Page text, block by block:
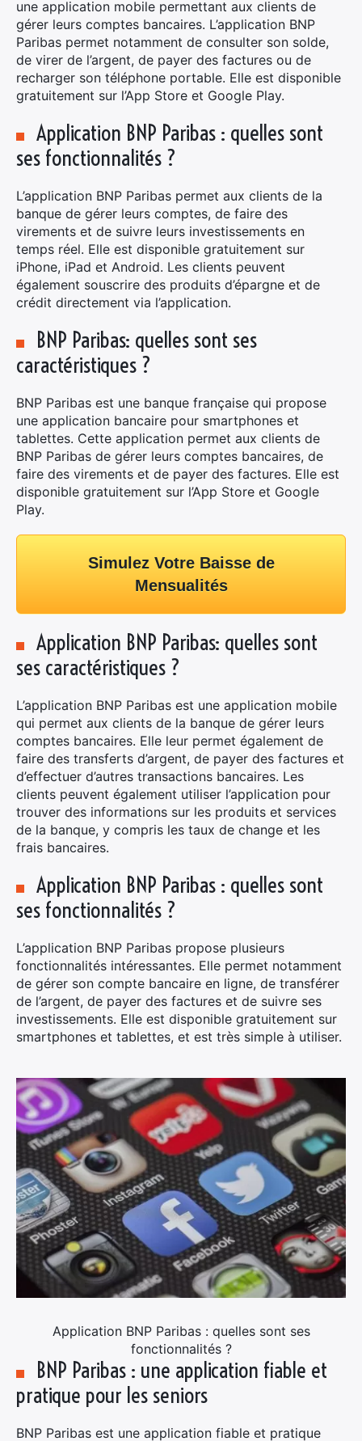
une application mobile permettant aux clients de
gérer leurs comptes bancaires. L’application BNP
Paribas permet notamment de consulter son solde,
de virer de l’argent, de payer des factures ou de
recharger son téléphone portable. Elle est disponible
gratuitement sur l’App Store et Google Play.
Application BNP Paribas : quelles sont
ses fonctionnalités ?
L’application BNP Paribas permet aux clients de la
banque de gérer leurs comptes, de faire des
virements et de suivre leurs investissements en
temps réel. Elle est disponible gratuitement sur
iPhone, iPad et Android. Les clients peuvent
également souscrire des produits d’épargne et de
crédit directement via l’application.
BNP Paribas: quelles sont ses
caractéristiques ?
BNP Paribas est une banque française qui propose
une application bancaire pour smartphones et
tablettes. Cette application permet aux clients de
BNP Paribas de gérer leurs comptes bancaires, de
faire des virements et de payer des factures. Elle est
disponible gratuitement sur l’App Store et Google
Play.
Simulez Votre Baisse de
Mensualités
Application BNP Paribas: quelles sont
ses caractéristiques ?
L’application BNP Paribas est une application mobile
qui permet aux clients de la banque de gérer leurs
comptes bancaires. Elle leur permet également de
faire des transferts d’argent, de payer des factures et
d’effectuer d’autres transactions bancaires. Les
clients peuvent également utiliser l’application pour
trouver des informations sur les produits et services
de la banque, y compris les taux de change et les
frais bancaires.
Application BNP Paribas : quelles sont
ses fonctionnalités ?
L’application BNP Paribas propose plusieurs
fonctionnalités intéressantes. Elle permet notamment
de gérer son compte bancaire en ligne, de transférer
de l’argent, de payer des factures et de suivre ses
investissements. Elle est disponible gratuitement sur
smartphones et tablettes, et est très simple à utiliser.
Application BNP Paribas : quelles sont ses
fonctionnalités ?
BNP Paribas : une application fiable et
pratique pour les seniors
BNP Paribas est une application fiable et pratique
×
Rechercher
: